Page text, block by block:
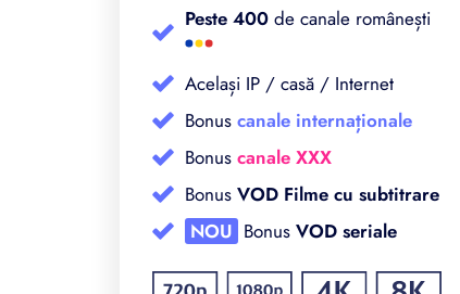
Peste 400de canale românești
Același IP / casă / Internet
Bonus canale internaționale
Bonus canale XXX
Bonus VOD Filme cu subtitrare
NOU Bonus VOD seriale